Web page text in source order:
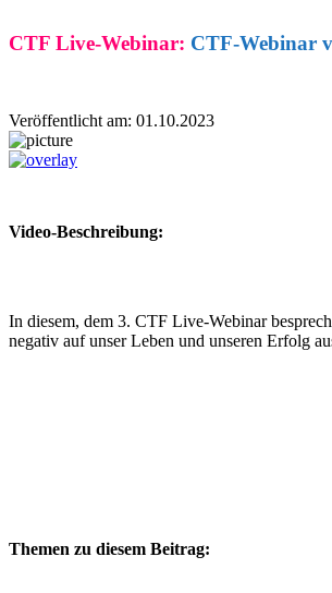
CTF Live-Webinar: CTF-Webinar
Veröffentlicht am: 01.10.2023
Video-Beschreibung:
In diesem, dem 3. CTF Live-Webinar
negativ auf unser Leben und unseren Erfolg
Themen zu diesem Beitrag: